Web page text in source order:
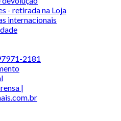
- retirada na Loja
internacionais
2181
|